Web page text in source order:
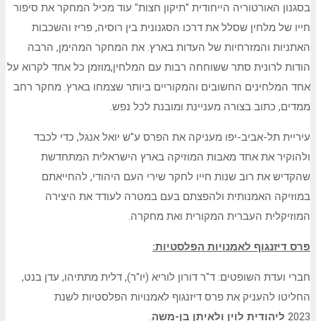
בסגנון האורטוריה הייחודית "תיקון חצות" עוד מכיל המחקר את סיפור
חייו של מלחין שסלל את דרכו הסגנונית בין רוסיה, פריז והשכבות
האתניות והמזרחיות של העדות בארץ. את המחקר המהימן, הרבה
הודות לרונית סתר ששוחחה רבות עם המלחין,מוזמן כל אחד לקרוא על
אחד המלחינים החשובים והמקוריים ביותר שצמחו בארץ. מחקר רחב
ממדים, כתוב בצורה מעניינת ומובנת לכל נפש.
עיריית תל-אביב-יפו מעניקה את הפרס ע"ש יואל אנגל, כדי לכבד
ולהוקיר את אחד מאבות המוזיקה בארץ הישראלית המתחדשת
שהקדיש את רוב שנות חייו לחקר שירי העם היהודי, להחייאתם
במוזיקה האמנותית ולהפצתם בעם במטרה לעודד את היצירה
המוזיקלית העברית המקורית ואת מחקרה.
פרס דיזנגוף לאמנויות הפלסטיות:
חברי ועדת השופטים: ד"ר דורון לוריא (יו"ר), דלית מתתיהו, עדן בנט,
החליטו להעניק את פרס דיזנגוף לאמנויות הפלסטיות לשנת
2023 ליהודית לוין ולאיתן בן-משה.